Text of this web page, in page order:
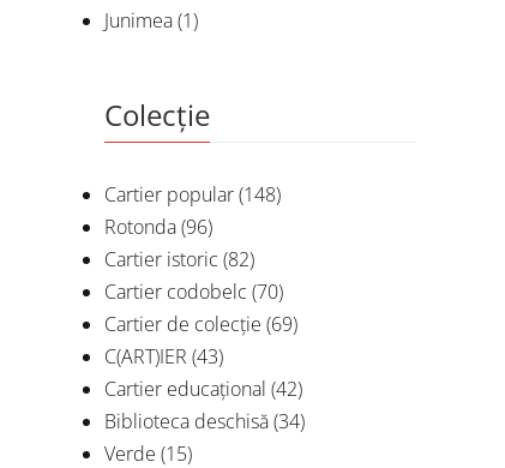
Junimea(1)
Colecție
Cartier popular(148)
Rotonda(96)
Cartier istoric (82)
Cartier codobelc (70)
Cartier de colecție (69)
C(ART)IER (43)
Cartier educațional (42)
Biblioteca deschisă(34)
Verde (15)